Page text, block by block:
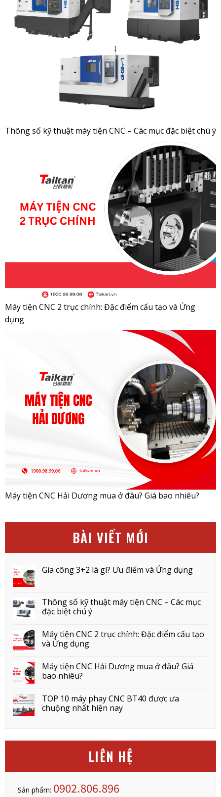
Thông số kỹ thuật máy tiện CNC – Các mục đặc biệt chú ý
Máy tiện CNC 2 trục chính: Đặc điểm cấu tạo và Ứng
dụng
Máy tiện CNC Hải Dương mua ở đâu? Giá bao nhiêu?
BÀI VIẾT MỚI
Gia công 3+2 là gì? Ưu điểm và Ứng dụng
Thông số kỹ thuật máy tiện CNC – Các mục
đặc biệt chú ý
Máy tiện CNC 2 trục chính: Đặc điểm cấu tạo
và Ứng dụng
Máy tiện CNC Hải Dương mua ở đâu? Giá
bao nhiêu?
TOP 10 máy phay CNC BT40 được ưa
chuộng nhất hiện nay
LIÊN HỆ
Sản phẩm: 0902.806.896